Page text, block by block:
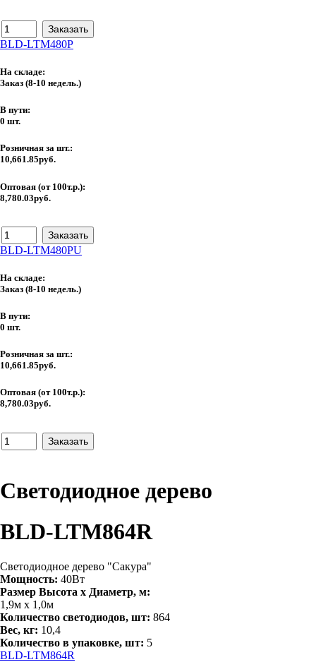
BLD-LTM480P
На складе:
Заказ (8-10 недель.)
В пути:
0 шт.
Розничная за шт.:
10,661.85руб.
Оптовая (от 100т.р.):
8,780.03руб.
BLD-LTM480PU
На складе:
Заказ (8-10 недель.)
В пути:
0 шт.
Розничная за шт.:
10,661.85руб.
Оптовая (от 100т.р.):
8,780.03руб.
Светодиодное дерево
BLD-LTM864R
Светодиодное дерево "Сакура"
Мощность: 40Вт
Размер Высота х Диаметр, м:
1,9м х 1,0м
Количество светодиодов, шт: 864
Вес, кг: 10,4
Количество в упаковке, шт: 5
BLD-LTM864R